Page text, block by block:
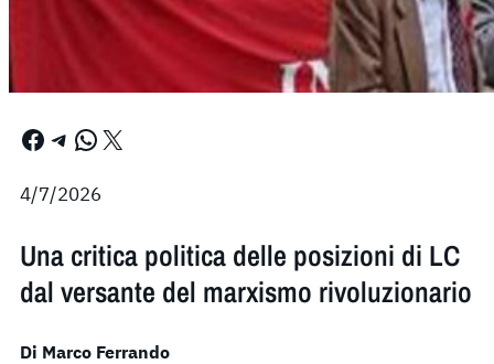
Facebook Telegram WhatsApp X
4/7/2026
Una critica politica delle posizioni di LC
dal versante del marxismo rivoluzionario
Di Marco Ferrando